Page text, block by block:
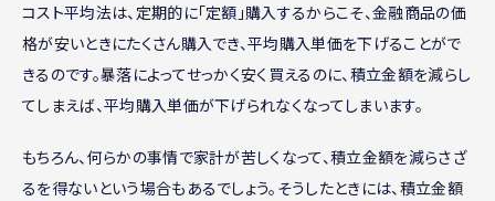
コスト平均法は、定期的に「定額」購入するからこそ、金融商品の価
格が安いときにたくさん購入でき、平均購入単価を下げることがで
きるのです。暴落によってせっかく安く買えるのに、積立金額を減らし
てしまえば、平均購入単価が下げられなくなってしまいます。
もちろん、何らかの事情で家計が苦しくなって、積立金額を減らさざ
るを得ないという場合もあるでしょう。そうしたときには、積立金額